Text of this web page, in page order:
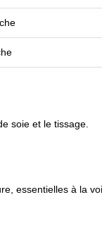
soie et le tissage.
essentielles à la